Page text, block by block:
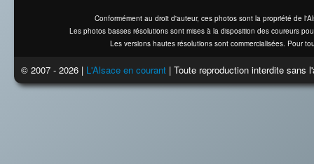
Conformément au droit d'auteur, ces photos sont la propriété de
Les photos basses résolutions sont mises à la disposition des coureurs
Les versions hautes résolutions sont commercialisées. Pour
© 2007 - 2026 | L'Alsace en courant | Toute reproduction interdite sans